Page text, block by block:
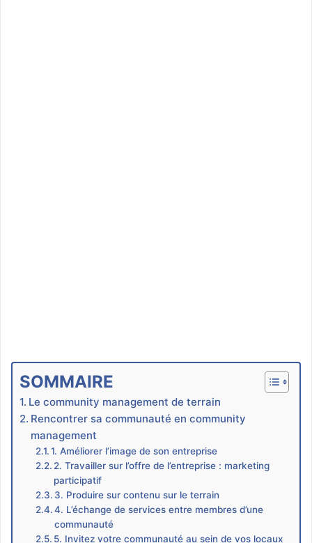
SOMMAIRE
Le community management de terrain
Rencontrer sa communauté en community
management
1. Améliorer l’image de son entreprise
2. Travailler sur l’offre de l’entreprise : marketing
participatif
3. Produire sur contenu sur le terrain
4. L’échange de services entre membres d’une
communauté
5. Invitez votre communauté au sein de vos locaux